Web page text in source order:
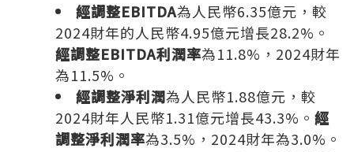
經調整EBITDA為人民幣6.35億元，較
2024財年的人民幣4.95億元增長28.2%。
經調整EBITDA利潤率為11.8%，2024財年
為11.5%。
經調整淨利潤為人民幣1.88億元，較
2024財年人民幣1.31億元增長43.3%。 經
調整淨利潤率為3.5%，2024財年為3.0%。